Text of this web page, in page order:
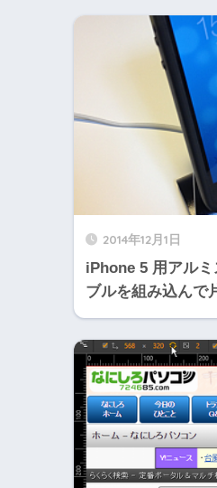
2014年12月1日
iPhone 5 用アル
ブルを組み込んで